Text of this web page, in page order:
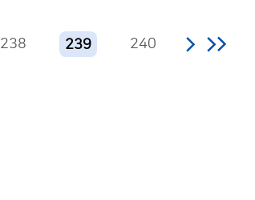
238 239 240